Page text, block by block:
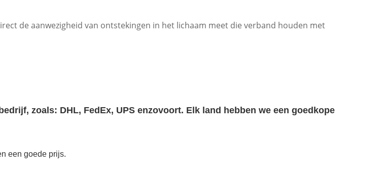
de aanwezigheid van ontstekingen in het lichaam meet die verband houden met
zoals: DHL, FedEx, UPS enzovoort. Elk land hebben we een goedkope
een goede prijs.